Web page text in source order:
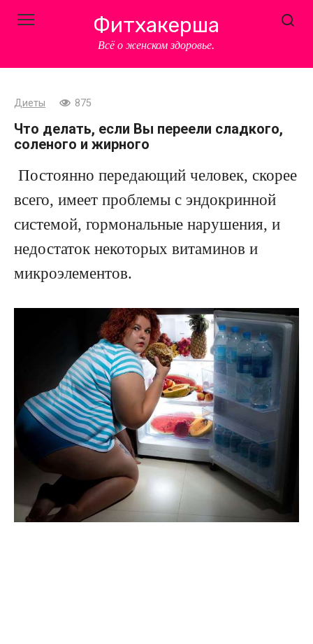
Фитхакерша
Всё о женском здоровье.
Диеты 875
Что делать, если Вы переели сладкого,
соленого и жирного
Постоянно передающий человек, скорее
всего, имеет проблемы с эндокринной
системой, гормональные нарушения, и
недостаток некоторых витаминов и
микроэлементов.